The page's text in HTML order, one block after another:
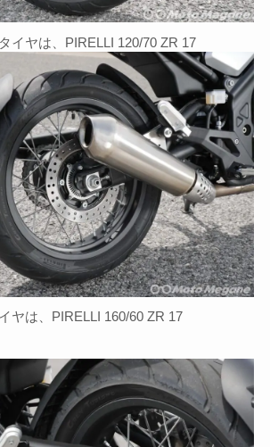
イヤは、PIRELLI 120/70 ZR 17
ヤは、PIRELLI 160/60 ZR 17